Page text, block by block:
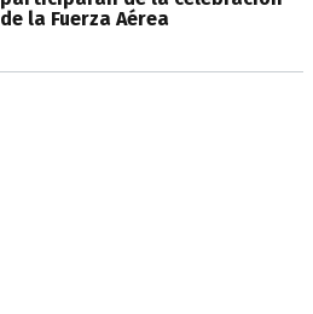
de la Fuerza Aérea